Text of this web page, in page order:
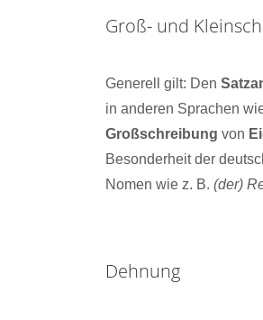
Groß- und
Generell gilt: Den
in anderen Sprachen
Großschreibung von
Besonderheit der
Nomen wie z. B.(der)
Dehnung